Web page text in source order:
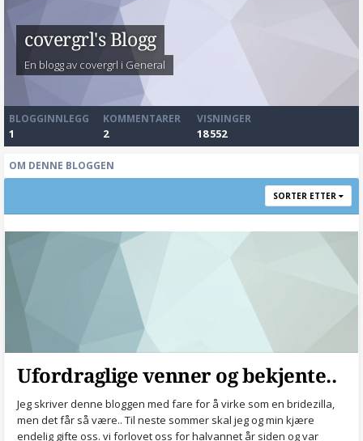
covergrl's Blogg
En blogg av covergrl i General
BLOGGINNLEGG
1
KOMMENTARER
2
VISNINGER
18 552
OM DENNE BLOGGEN
SORTER ETTER
Ufordraglige venner og bekjente..
Jeg skriver denne bloggen med fare for å virke som en bridezilla,
men det får så være.. Til neste sommer skal jeg og min kjære
endelig gifte oss. vi forlovet oss for halvannet år siden og var